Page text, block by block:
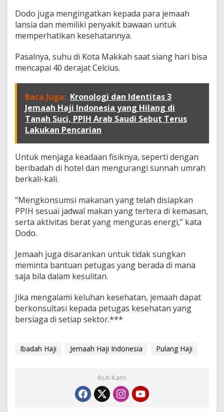
a
a
h
y
n
g
a
s
i
h
d
i
n
a
c
i
Dodo juga mengingatkan kepada para jemaah
lansia dan memiliki penyakit bawaan untuk
memperhatikan kesehatannya.
Pasalnya, suhu di Kota Makkah saat siang hari bisa
mencapai 40 derajat Celcius.
Baca Juga: Kronologi dan Identitas 3
Jemaah Haji Indonesia yang Hilang di
Tanah Suci, PPIH Arab Saudi Sebut Terus
Lakukan Pencarian
Untuk menjaga keadaan fisiknya, seperti dengan
beribadah di hotel dan mengurangi sunnah umrah
berkali-kali.
“Mengkonsumsi makanan yang telah disiapkan
PPIH sesuai jadwal makan yang tertera di kemasan,
serta aktivitas berat yang menguras energi,” kata
Dodo.
Jemaah juga disarankan untuk tidak sungkan
meminta bantuan petugas yang berada di mana
saja bila dalam kesulitan.
Jika mengalami keluhan kesehatan, jemaah dapat
berkonsultasi kepada petugas kesehatan yang
bersiaga di setiap sektor.***
Ibadah Haji Jemaah Haji Indonesia Pulang Haji
Ikuti Kami